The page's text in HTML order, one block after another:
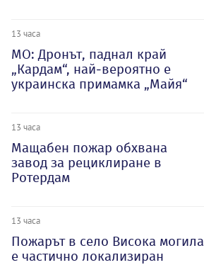
13 часа
МО: Дронът, паднал край
„Кардам“, най-вероятно е
украинска примамка „Майя“
13 часа
Мащабен пожар обхвана
завод за рециклиране в
Ротердам
13 часа
Пожарът в село Висока могила
е частично локализиран